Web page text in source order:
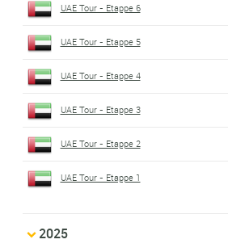
UAE Tour - Etappe 6
UAE Tour - Etappe 5
UAE Tour - Etappe 4
UAE Tour - Etappe 3
UAE Tour - Etappe 2
UAE Tour - Etappe 1
2025